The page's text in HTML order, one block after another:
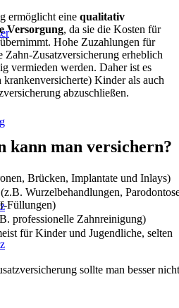
ermöglicht eine qualitativ
Versorgung, da sie die Kosten für
Hohe Zuzahlungen für
Zahn-Zusatzversicherung erheblich
vermieden werden. Daher ist es
Kinder als auch
abzuschließen.
kann man versichern?
Brücken, Implantate und Inlays)
Wurzelbehandlungen,
Füllungen)
professionelle Zahnreinigung)
für Kinder und Jugendliche, selten
sollte man besser nicht